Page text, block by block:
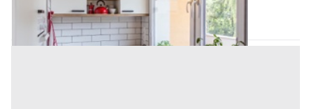
Codice asta:AJ7209122
Asta chiusa